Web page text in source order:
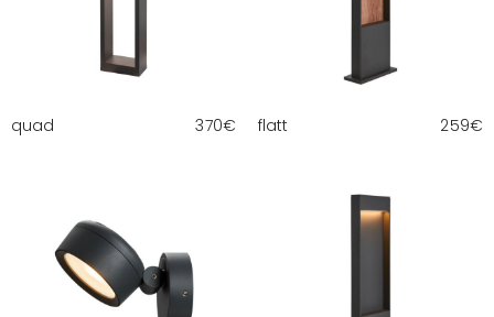
quad 370€ flatt 259€